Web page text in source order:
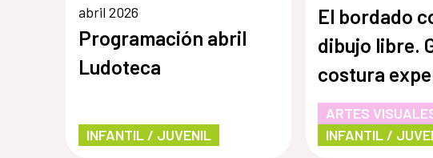
abril 2026
Programación abril
Ludoteca
INFANTIL / JUVENIL
El bordado
dibujo libre.
costura
ARTES
INFANTIL /